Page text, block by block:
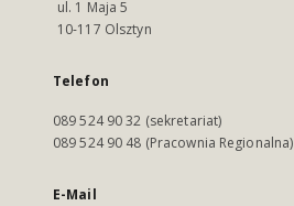
ul. 1 Maja 5
10-117 Olsztyn
Telefon
089 524 90 32 (sekretariat)
089 524 90 48 (Pracownia Regionalna)
E-Mail